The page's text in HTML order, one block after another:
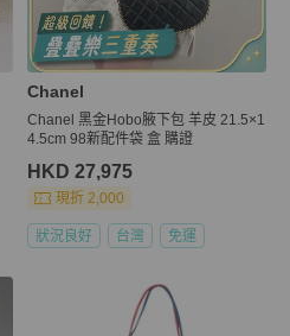
Chanel
Chanel 黑金Hobo腋下包 羊皮 21.5×1
4.5cm 98新配件袋 盒 購證
HKD 27,975
現折 2,000
狀況良好 台灣 免運